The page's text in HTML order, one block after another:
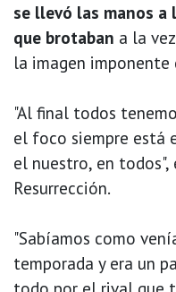
se llevó las manos a
que brotaban a la
la imagen imponente
"Al final todos
el foco siempre está
el nuestro, en
Resurrección.
"Sabíamos como
temporada y era un